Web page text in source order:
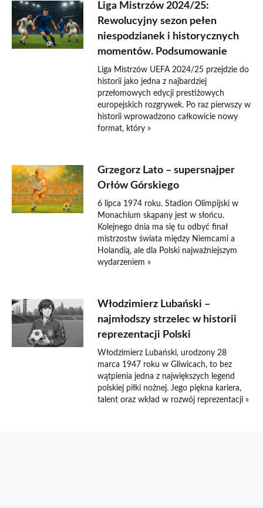
Liga Mistrzów 2024/25:
Rewolucyjny sezon pełen
niespodzianek i historycznych
momentów. Podsumowanie
Liga Mistrzów UEFA 2024/25 przejdzie do
historii jako jedna z najbardziej
przełomowych edycji prestiżowych
europejskich rozgrywek. Po raz pierwszy w
historii wprowadzono całkowicie nowy
format, który »
Grzegorz Lato – supersnajper
Orłów Górskiego
6 lipca 1974 roku. Stadion Olimpijski w
Monachium skąpany jest w słońcu.
Kolejnego dnia ma się tu odbyć finał
mistrzostw świata między Niemcami a
Holandią, ale dla Polski najważniejszym
wydarzeniem »
Włodzimierz Lubański –
najmłodszy strzelec w historii
reprezentacji Polski
Włodzimierz Lubański, urodzony 28
marca 1947 roku w Gliwicach, to bez
wątpienia jedna z największych legend
polskiej piłki nożnej. Jego piękna kariera,
talent oraz wkład w rozwój reprezentacji »